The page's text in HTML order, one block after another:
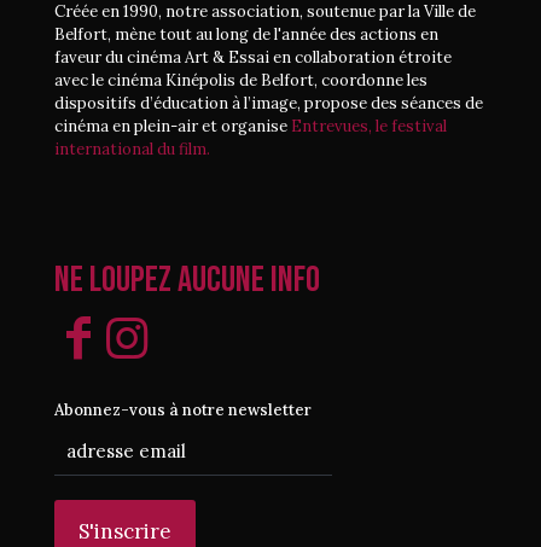
Créée en 1990, notre association, soutenue par la Ville de
Belfort, mène tout au long de l'année des actions en
faveur du cinéma Art & Essai en collaboration étroite
avec le cinéma Kinépolis de Belfort, coordonne les
dispositifs d’éducation à l’image, propose des séances de
cinéma en plein-air et organise Entrevues, le festival
international du film.
Ne loupez aucune info
Abonnez-vous à notre newsletter